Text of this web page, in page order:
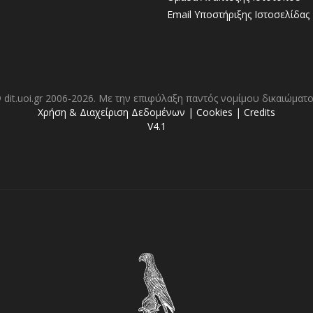
Email Υποστήριξης Ιστοσελίδας
2006-2026. Με την επιφύλαξη παντός νομίμου
Χρήση & Διαχείριση Δεδομένων | Cookies | Credits
V4.1